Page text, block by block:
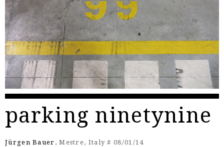
parking ninetynine
Jürgen Bauer , Mestre, Italy # 08/01/14